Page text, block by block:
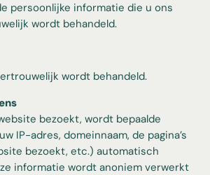
persoonlijke informatie die u ons
wordt behandeld.
wordt behandeld.
bezoekt, wordt bepaalde
IP-adres, domeinnaam, de pagina’s
bezoekt, etc.) automatisch
informatie wordt anoniem verwerkt